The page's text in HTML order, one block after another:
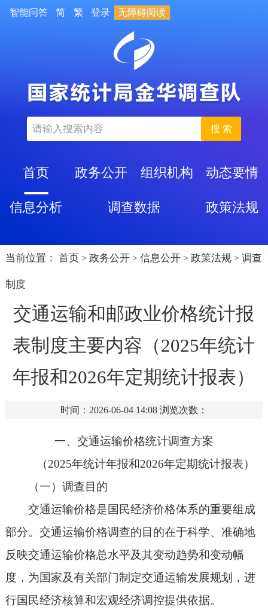
智能问答 简 繁 登录 无障碍阅读
搜 索
首页 政务公开 组织机构 动态要情
信息分析 调查数据 政策法规
当前位置： 首页 > 政务公开 > 信息公开 > 政策法规 > 调查
制度
交通运输和邮政业价格统计报
表制度主要内容（2025年统计
年报和2026年定期统计报表）
时间：2026-06-04 14:08 浏览次数：
一、交通运输价格统计调查方案
（2025年统计年报和2026年定期统计报表）
（一）调查目的
交通运输价格是国民经济价格体系的重要组成
部分。交通运输价格调查的目的在于科学、准确地
反映交通运输价格总水平及其变动趋势和变动幅
度，为国家及有关部门制定交通运输发展规划，进
行国民经济核算和宏观经济调控提供依据。